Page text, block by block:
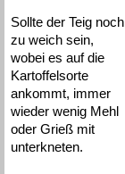
Sollte der Teig noch
zu weich sein,
wobei es auf die
Kartoffelsorte
ankommt, immer
wieder wenig Mehl
oder Grieß mit
unterkneten.